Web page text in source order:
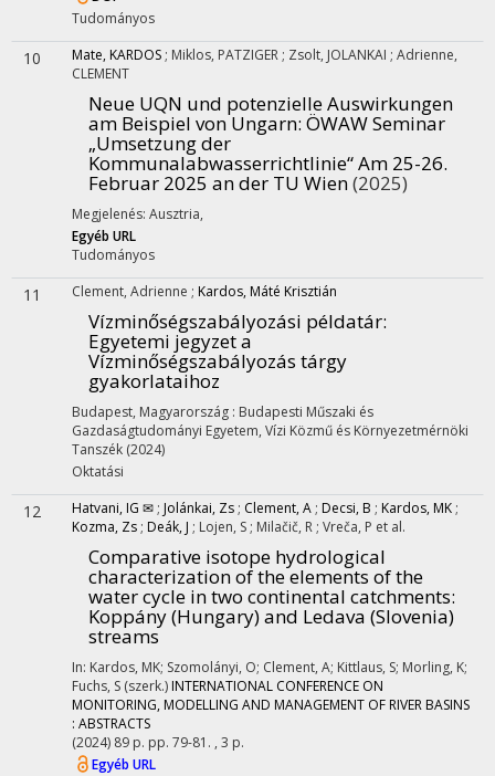
Tudományos
10 Mate, KARDOS ; Miklos, PATZIGER ; Zsolt, JOLANKAI ; Adrienne,
CLEMENT
Neue UQN und potenzielle Auswirkungen
am Beispiel von Ungarn: ÖWAW Seminar
„Umsetzung der
Kommunalabwasserrichtlinie“ Am 25-26.
Februar 2025 an der TU Wien(2025)
Megjelenés: Ausztria,
Egyéb URL
Tudományos
11 Clement, Adrienne ; Kardos, Máté Krisztián
Vízminőségszabályozási példatár:
Egyetemi jegyzet a
Vízminőségszabályozás tárgy
gyakorlataihoz
Budapest, Magyarország : Budapesti Műszaki és
Gazdaságtudományi Egyetem, Vízi Közmű és Környezetmérnöki
Tanszék (2024)
Oktatási
12 Hatvani, IG ✉ ; Jolánkai, Zs ; Clement, A ; Decsi, B ; Kardos, MK ;
Kozma, Zs ; Deák, J ; Lojen, S ; Milačič, R ; Vreča, P et al.
Comparative isotope hydrological
characterization of the elements of the
water cycle in two continental catchments:
Koppány (Hungary) and Ledava (Slovenia)
streams
In: Kardos, MK; Szomolányi, O; Clement, A; Kittlaus, S; Morling, K;
Fuchs, S (szerk.) INTERNATIONAL CONFERENCE ON
MONITORING, MODELLING AND MANAGEMENT OF RIVER BASINS
: ABSTRACTS
(2024) 89 p. pp. 79-81. , 3 p.
Egyéb URL